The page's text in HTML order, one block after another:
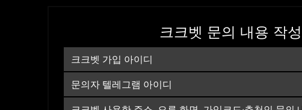
크크벳 문의 내용 작성